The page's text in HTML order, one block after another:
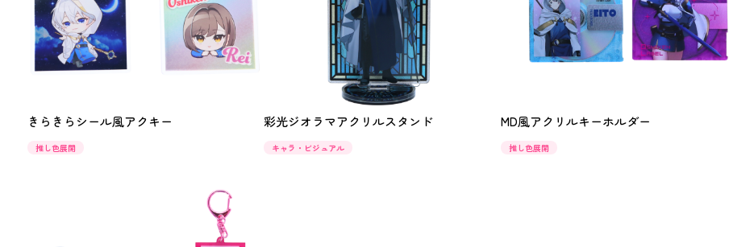
きらきらシール風アクキー
推し色展開
彩光ジオラマアクリルスタンド
キャラ・ビジュアル
MD風アクリルキーホルダー
推し色展開